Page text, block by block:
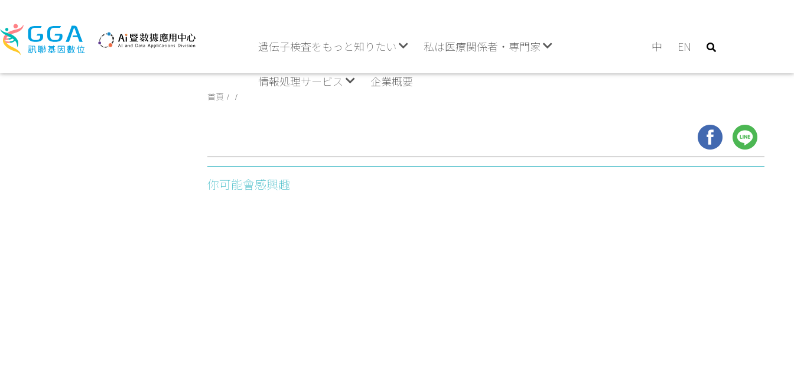
遺伝子検査をもっと知りたい 私は医療関係者・専門家
情報処理サービス 企業概要
中 EN
首頁
你可能會感興趣